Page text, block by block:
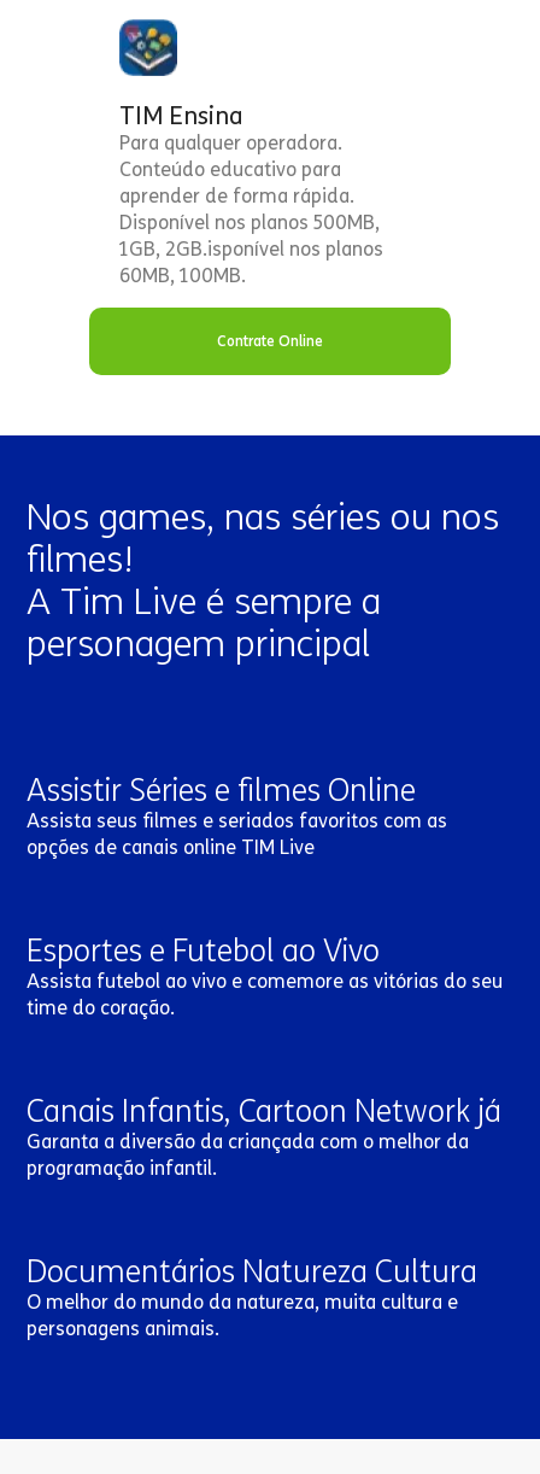
TIM Ensina
Para qualquer operadora.
Conteúdo educativo para
aprender de forma rápida.
Disponível nos planos 500MB,
1GB, 2GB.isponível nos planos
60MB, 100MB.
Contrate Online
Nos games, nas séries ou nos
filmes!
A Tim Live é sempre a
personagem principal
Assistir Séries e filmes Online
Assista seus filmes e seriados favoritos com as
opções de canais online TIM Live
Esportes e Futebol ao Vivo
Assista futebol ao vivo e comemore as vitórias do seu
time do coração.
Canais Infantis, Cartoon Network já
Garanta a diversão da criançada com o melhor da
programação infantil.
Documentários Natureza Cultura
O melhor do mundo da natureza, muita cultura e
personagens animais.